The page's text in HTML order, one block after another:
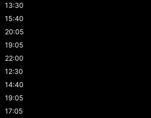
13:30
15:40
20:05
19:05
22:00
12:30
14:40
19:05
17:05